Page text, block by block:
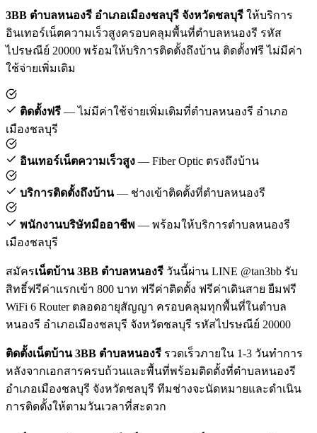
3BB ตำบลหนองรี อำเภอเมืองชลบุรี จังหวัดชลบุรี ให้บริการ
อินเทอร์เน็ตความเร็วสูงครอบคลุมพื้นที่ตำบลหนองรี รหัส
ไปรษณีย์ 20000 พร้อมให้บริการติดตั้งถึงบ้าน ติดตั้งฟรี ไม่มีค่า
ใช้จ่ายเพิ่มเติม
ติดตั้งฟรี — ไม่มีค่าใช้จ่ายเพิ่มเติมที่ตำบลหนองรี อำเภอ
เมืองชลบุรี
อินเทอร์เน็ตความเร็วสูง — Fiber Optic ตรงถึงบ้าน
บริการติดตั้งถึงบ้าน— ช่างเข้าติดตั้งที่ตำบลหนองรี
พนักงานบริษัทมืออาชีพ — พร้อมให้บริการตำบลหนองรี
เมืองชลบุรี
สมัครเน็ตบ้าน 3BB ตำบลหนองรี วันนี้ผ่าน LINE @tan3bb รับ
สิทธิ์ฟรีค่าแรกเข้า 800 บาท ฟรีค่าติดตั้ง ฟรีค่าเดินสาย ยืมฟรี
WiFi 6 Router ตลอดอายุสัญญา ครอบคลุมทุกพื้นที่ในตำบล
หนองรี อำเภอเมืองชลบุรี จังหวัดชลบุรี รหัสไปรษณีย์ 20000
ติดตั้งเน็ตบ้าน 3BB ตำบลหนองรี รวดเร็วภายใน 1-3 วันทำการ
หลังจากเอกสารครบถ้วนและพื้นที่พร้อมติดตั้งที่ตำบลหนองรี
อำเภอเมืองชลบุรี จังหวัดชลบุรี ทีมช่างจะนัดหมายและดำเนิน
การติดตั้งให้ตามวันเวลาที่สะดวก